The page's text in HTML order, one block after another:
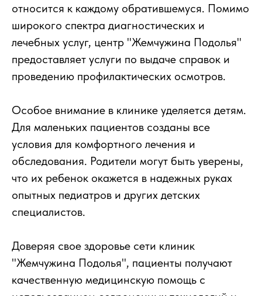
относится к каждому обратившемуся. Помимо
широкого спектра диагностических и
лечебных услуг, центр "Жемчужина Подолья"
предоставляет услуги по выдаче справок и
проведению профилактических осмотров.
Особое внимание в клинике уделяется детям.
Для маленьких пациентов созданы все
условия для комфортного лечения и
обследования. Родители могут быть уверены,
что их ребенок окажется в надежных руках
опытных педиатров и других детских
специалистов.
Доверяя свое здоровье сети клиник
"Жемчужина Подолья", пациенты получают
качественную медицинскую помощь с